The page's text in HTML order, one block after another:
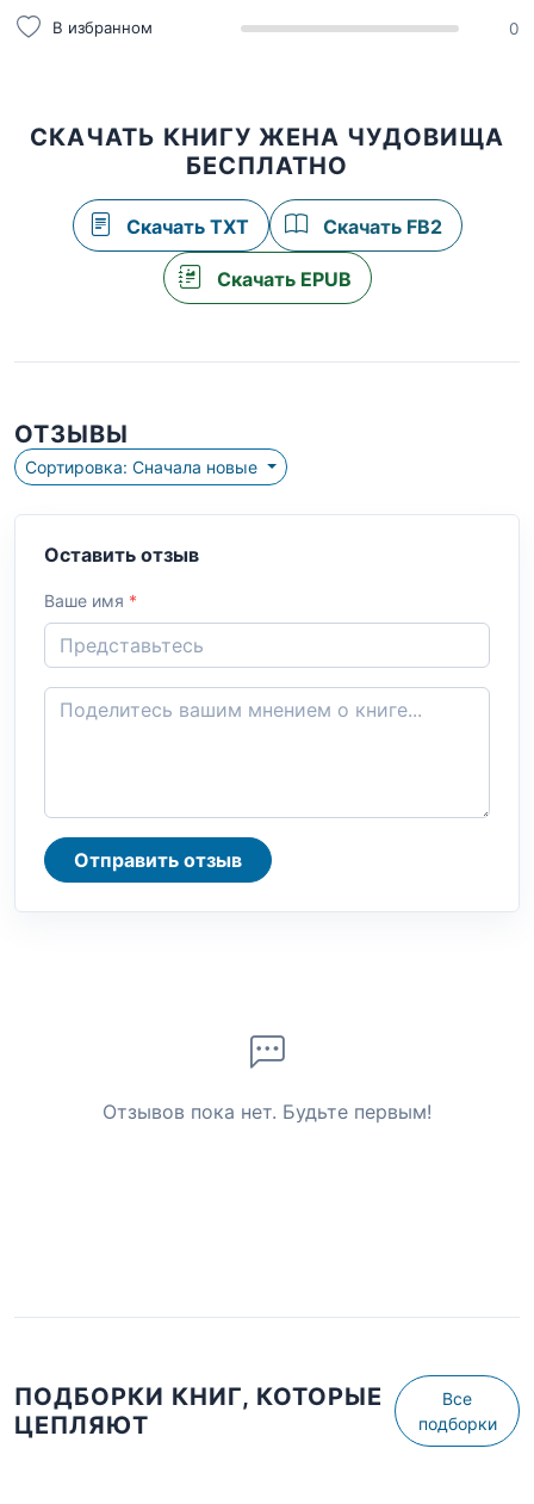
В избранном 0
СКАЧАТЬ КНИГУ ЖЕНА ЧУДОВИЩА
БЕСПЛАТНО
Скачать TXT Скачать FB2
Скачать EPUB
ОТЗЫВЫ
Сортировка: Сначала новые
Оставить отзыв
Ваше имя *
Отправить отзыв
Отзывов пока нет. Будьте первым!
ПОДБОРКИ КНИГ, КОТОРЫЕ
ЦЕПЛЯЮТ
Все
подборки